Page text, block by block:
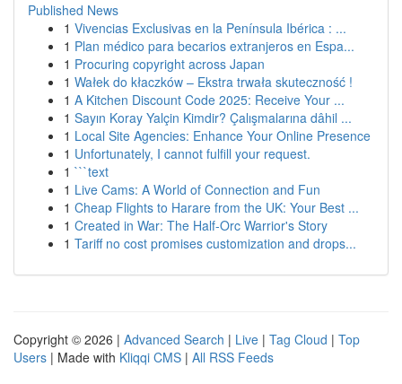
Published News
1 Vivencias Exclusivas en la Península Ibérica : ...
1 Plan médico para becarios extranjeros en Espa...
1 Procuring copyright across Japan
1 Wałek do kłaczków – Ekstra trwała skuteczność !
1 A Kitchen Discount Code 2025: Receive Your ...
1 Sayın Koray Yalçin Kimdir? Çalışmalarına dâhil ...
1 Local Site Agencies: Enhance Your Online Presence
1 Unfortunately, I cannot fulfill your request.
1 ```text
1 Live Cams: A World of Connection and Fun
1 Cheap Flights to Harare from the UK: Your Best ...
1 Created in War: The Half-Orc Warrior's Story
1 Tariff no cost promises customization and drops...
Copyright © 2026 | Advanced Search | Live | Tag Cloud | Top
Users | Made with Kliqqi CMS | All RSS Feeds